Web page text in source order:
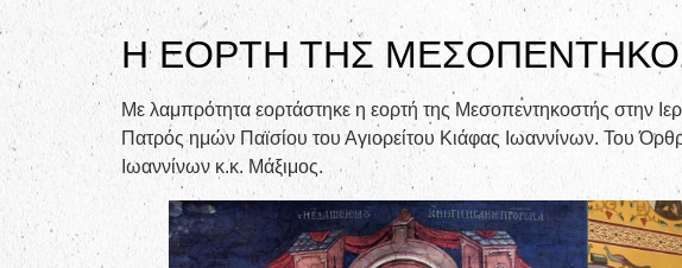
Η ΕΟΡΤΗ ΤΗΣ
Με λαμπρότητα εορτάστηκε η εορτή της Μεσοπεντηκοστής στην
Πατρός ημών Παϊσίου του Αγιορείτου Κιάφας Ιωαννίνων. Του
Ιωαννίνων κ.κ. Μάξιμος.